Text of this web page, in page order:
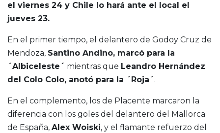
el viernes 24 y Chile lo hará ante el local el
jueves 23.
En el primer tiempo, el delantero de Godoy Cruz de
Mendoza, Santino Andino, marcó para la
´Albiceleste´ mientras que Leandro Hernández
del Colo Colo, anotó para la ´Roja´.
En el complemento, los de Placente marcaron la
diferencia con los goles del delantero del Mallorca
de España, Alex Woiski, y el flamante refuerzo del